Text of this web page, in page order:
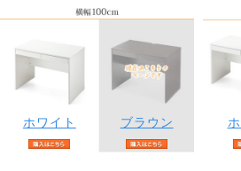
ホワイト ブラウン